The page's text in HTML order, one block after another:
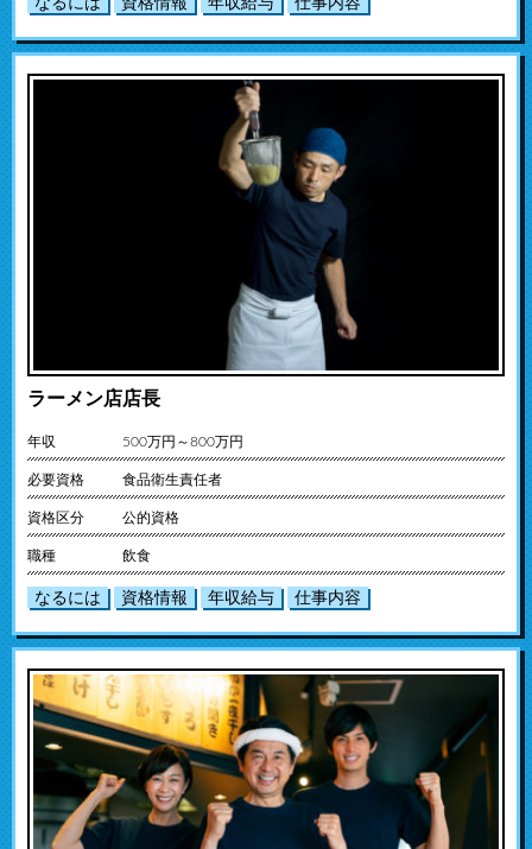
なるには 資格情報 年収給与 仕事内容
ラーメン店店長
年収 500万円～800万円
必要資格 食品衛生責任者
資格区分 公的資格
職種 飲食
なるには 資格情報 年収給与 仕事内容